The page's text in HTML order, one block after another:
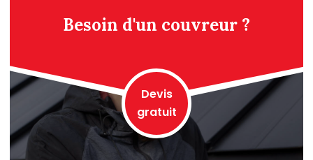
Besoin d'un couvreur ?
Devis
gratuit